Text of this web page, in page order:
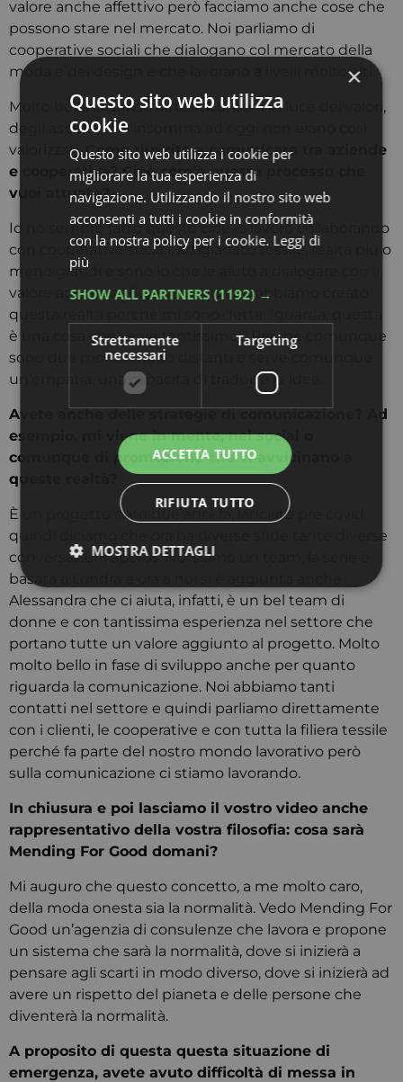
valore anche affettivo però facciamo anche cose che
possono stare nel mercato. Noi parliamo di
cooperative sociali che dialogano col mercato della
moda e del design e che lavorano a livelli molto alti.
Molto bello in senso autentico, poni in luce dei valori,
degli aspetti che insomma ad oggi non erano così
valorizzati.Come riuscite a comunicare tra aziende
e cooperativa? Cioè com’è questo processo che
vuoi attuate?
Io ho sempre fatto questo cioè io lavoro collaborando
con cooperative sociali, artigianato tessile, realtà più o
meno grandi e sono io che le aiuto a dialogare con il
valore aggiunto. È per questo che abbiamo creato
questa realtà perché mi sono detta: “guarda, questa
è una cosa che serve tantissimo!” Perché comunque
sono due mondi molto distanti e serve comunque
un’empatia, una capacità di tradurre le idee.
Avete anche delle strategie di comunicazione? Ad
esempio, mi viene in mente, nei social o
comunque di promozione che vi avvicinano a
queste realtà?
È un progetto nato due anni fa, lanciato pre covid
quindi diciamo che ora ha diverse sfide tante diverse
conversazioni aperte. Noi siamo un team, la serie è
basata a Londra e ora a noi si è aggiunta anche
Alessandra che ci aiuta, infatti, è un bel team di
donne e con tantissima esperienza nel settore che
portano tutte un valore aggiunto al progetto. Molto
molto bello in fase di sviluppo anche per quanto
riguarda la comunicazione. Noi abbiamo tanti
contatti nel settore e quindi parliamo direttamente
con i clienti, le cooperative e con tutta la filiera tessile
perché fa parte del nostro mondo lavorativo però
sulla comunicazione ci stiamo lavorando.
In chiusura e poi lasciamo il vostro video anche
rappresentativo della vostra filosofia: cosa sarà
Mending For Good domani?
Mi auguro che questo concetto, a me molto caro,
della moda onesta sia la normalità. Vedo Mending For
Good un’agenzia di consulenze che lavora e propone
un sistema che sarà la normalità, dove si inizierà a
pensare agli scarti in modo diverso, dove si inizierà ad
avere un rispetto del pianeta e delle persone che
diventerà la normalità.
A proposito di questa questa situazione di
emergenza, avete avuto difficoltà di messa in